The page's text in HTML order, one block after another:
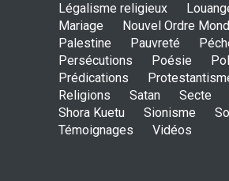
Légalisme religieux
Mariage
Nouvel Ordre
Palestine
Pauvreté
Persécutions
Poésie
Prédications
Religions
Satan
Secte
Shora Kuetu
Sionisme
Témoignages
Vidéos